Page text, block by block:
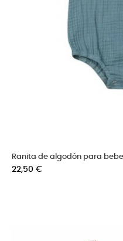
Ranita de algodón para bebe
Precio
22,50 €